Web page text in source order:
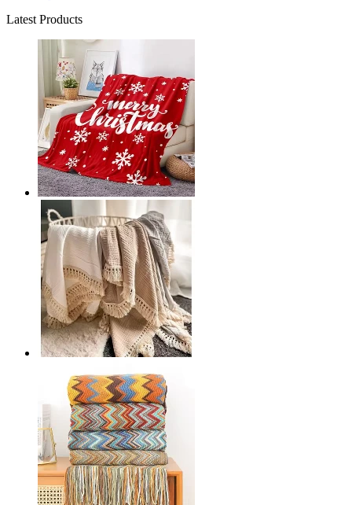
Latest Products